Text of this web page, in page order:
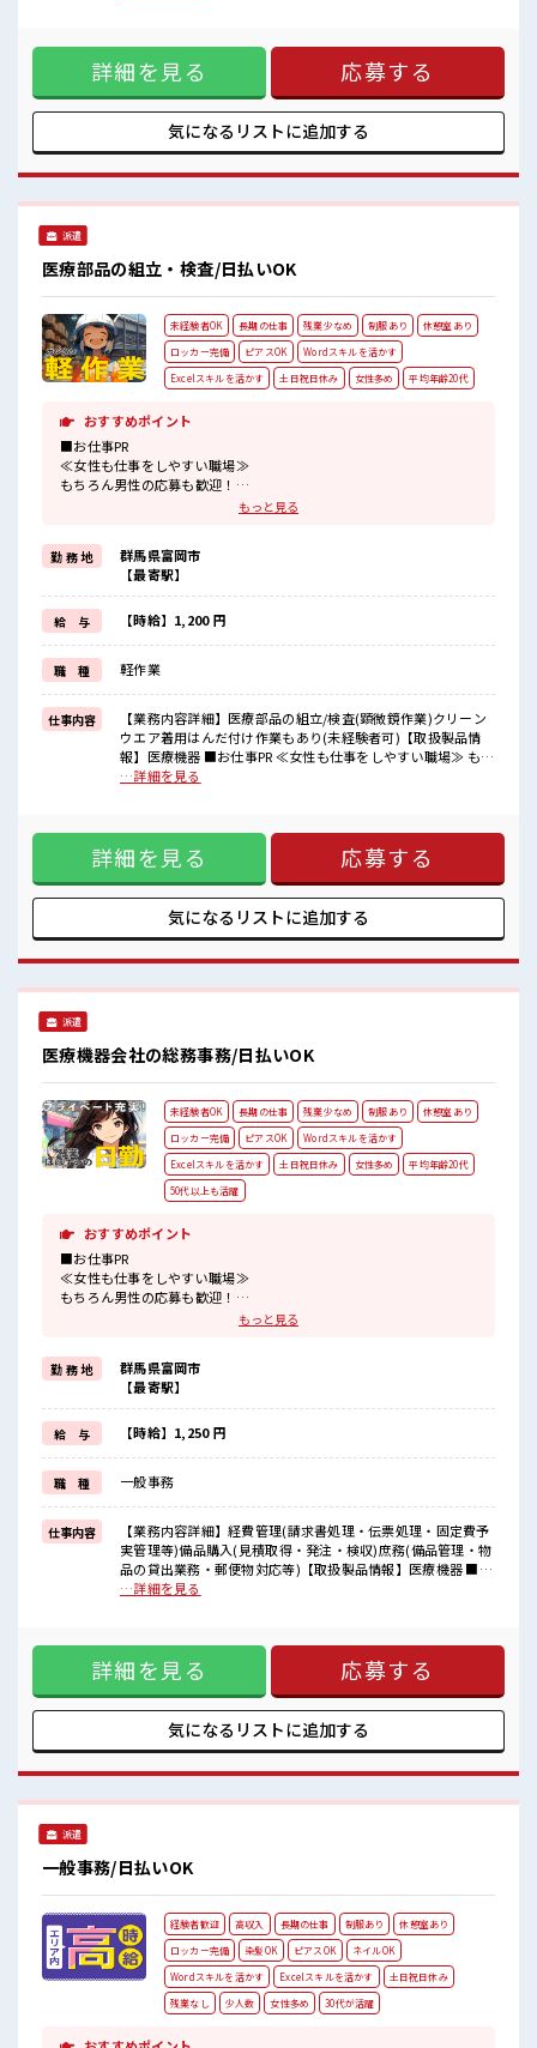
安心してお仕事に集中♪
合によってはお願いすることもあります♪ ≪髪型自由≫ 基本
的に髪色自由で明るすぎたり奇抜でなければOKです！ (規定
有)≪機能的な制服アリ≫ 制服があるので、 毎日の服装の悩
み解消♪ ≪収入アップを目指せる≫ 高時給だらけの派遣のお
仕事です！ ■職場の雰囲気 派手すぎなければ多少のヘアカラ
ーもOKなのはウレシイPoint☆ 休憩室完備でランチや休憩も
詳細を見る 応募する
気になるリストに追加する
派遣
医療部品の組立・検査/日払いOK
未経験者OK 長期の仕事 残業少なめ 制服あり
休憩室あり
ロッカー完備
ピアスOK
Wordスキルを活かす
Excelスキルを活かす
土日祝日休み 女性多め 平均年齢20代
おすすめポイント
■お仕事PR
≪女性も仕事をしやすい職場≫
もちろん男性の応募も歓迎！
残業はほとんどナシ！
≪週休2日制≫
週末は家族や友人と一緒にプライベート満喫！
≪機能的な制服アリ≫
制服があるので、
毎日の服装の悩み解消♪
≪未経験OKの仕事≫
新しいことにチャレンジするのは不安だけど、
しっかり働く環境が整っています！
イチからスキルUP・ステップUP目指していきましょう！
■職場の雰囲気
女性が多めの職場です♪
職場にはロッカー完備！
私物の置きすぎには注意が必要ですね★
もっと見る
勤 務 地
群馬県富岡市
【最寄駅】
給 与 【時給】1,200 円
職 種 軽作業
仕事内容
【業務内容詳細】医療部品の組立/検査(顕微鏡作業)クリーン
ウエア着用はんだ付け作業もあり(未経験者可)【取扱製品情
報】医療機器 ■お仕事PR ≪女性も仕事をしやすい職場≫ もち
ろん男性の応募も歓迎！ ≪プライベートが充実する≫ 場合に
満喫！ ≪機能的な制服アリ≫ 制服があるので、 毎日の服装の
悩み解消♪ ≪未経験OKの仕事≫ 新しいことにチャレンジす
るのは不安だけど、 しっかり働く環境が整っています！ イチ
からスキルUP・ステップUP目指していきましょう！ ■職場
の雰囲気 女性が多めの職場です♪ 活気あふれる20代活躍中の
職場です☆ 休憩室でホッと一息リフレッシュ！ 職場にはロッ
…詳細を見る
詳細を見る 応募する
気になるリストに追加する
派遣
医療機器会社の総務事務/日払いOK
未経験者OK 長期の仕事 残業少なめ 制服あり
休憩室あり
ロッカー完備
ピアスOK
Wordスキルを活かす
Excelスキルを活かす
土日祝日休み 女性多め
平均年齢20代
50代以上も活躍
おすすめポイント
■お仕事PR
≪女性も仕事をしやすい職場≫
もちろん男性の応募も歓迎！
場合によってはお願いすることもあります♪
≪完全週休二日制≫
週末は家族や友人と一緒にプライベート満喫！
≪ラクラク制服アリ≫
制服があるので、
毎日の服装の悩み解消♪
≪未経験の方も大カンゲイ≫
新しいことにチャレンジするのは不安だけど、
しっかり働く環境が整っています！
イチからスキルUP・ステップUP目指していきましょう！
■職場の雰囲気
女性も活躍しやすい雰囲気の職場です！
時間があれば昼寝もしちゃおう！
ロッカーあり！
安心してお仕事に集中♪
もっと見る
勤 務 地
群馬県富岡市
【最寄駅】
給 与 【時給】1,250 円
職 種 一般事務
仕事内容
【業務内容詳細】経費管理(請求書処理・伝票処理・固定費予
実管理等)備品購入(見積取得・発注・検収)庶務(備品管理・物
品の貸出業務・郵便物対応等)【取扱製品情報】医療機器 ■お
仕事PR ≪女性も仕事をしやすい職場≫ もちろん男性の応募も
は家族や友人と一緒にプライベート満喫！ ≪ラクラク制服ア
リ≫ 制服があるので、 毎日の服装の悩み解消♪ ≪未経験の方
も大カンゲイ≫ 新しいことにチャレンジするのは不安だけ
ど、 しっかり働く環境が整っています！ イチからスキルUP・
ステップUP目指していきましょう！ ■職場の雰囲気 女性も活
躍しやすい雰囲気の職場です！ ≪20代の方が多数活躍中の職
う！ ロッカーあり！ 安心してお仕事に集中♪
…詳細を見る
詳細を見る 応募する
気になるリストに追加する
派遣
一般事務/日払いOK
経験者歓迎 高収入 長期の仕事 制服あり
休憩室あり
ロッカー完備
染髪OK ピアスOK
ネイルOK
Wordスキルを活かす
Excelスキルを活かす
土日祝日休み
残業なし
少人数 女性多め 30代が活躍